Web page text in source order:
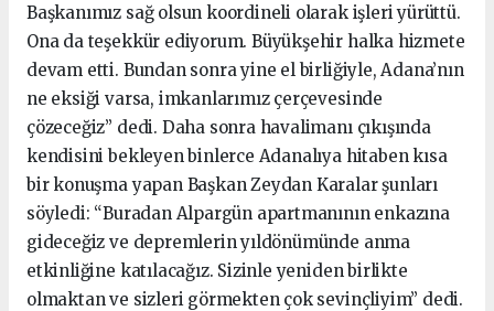
Başkanımız sağ olsun koordineli olarak işleri yürüttü.
Ona da teşekkür ediyorum. Büyükşehir halka hizmete
devam etti. Bundan sonra yine el birliğiyle, Adana’nın
ne eksiği varsa, imkanlarımız çerçevesinde
çözeceğiz” dedi. Daha sonra havalimanı çıkışında
kendisini bekleyen binlerce Adanalıya hitaben kısa
bir konuşma yapan Başkan Zeydan Karalar şunları
söyledi: “Buradan Alpargün apartmanının enkazına
gideceğiz ve depremlerin yıldönümünde anma
etkinliğine katılacağız. Sizinle yeniden birlikte
olmaktan ve sizleri görmekten çok sevinçliyim” dedi.